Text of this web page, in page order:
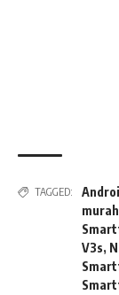
TAGGED:
murah
V3s,